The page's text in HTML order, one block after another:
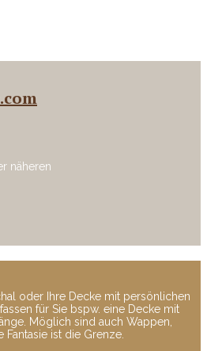
näheren
oder Ihre Decke mit persönlichen
für Sie bspw. eine Decke mit
Möglich sind auch Wappen,
Fantasie ist die Grenze.